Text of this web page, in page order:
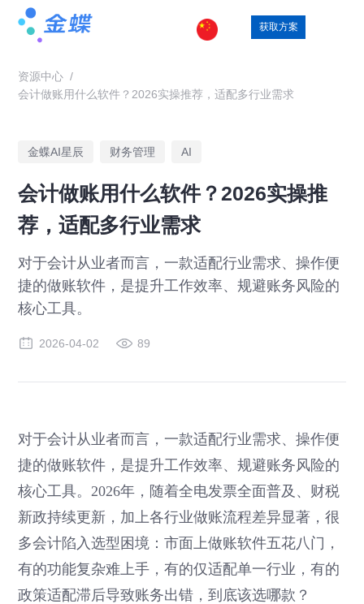
获取方案
资源中心 /
会计做账用什么软件？2026实操推荐，适配多行业需求
金蝶AI星辰 财务管理 AI
会计做账用什么软件？2026实操推
荐，适配多行业需求
对于会计从业者而言，一款适配行业需求、操作便
捷的做账软件，是提升工作效率、规避账务风险的
核心工具。
2026-04-02 89
对于会计从业者而言，一款适配行业需求、操作便
捷的做账软件，是提升工作效率、规避账务风险的
核心工具。2026年，随着全电发票全面普及、财税
新政持续更新，加上各行业做账流程差异显著，很
多会计陷入选型困境：市面上做账软件五花八门，
有的功能复杂难上手，有的仅适配单一行业，有的
政策适配滞后导致账务出错，到底该选哪款？